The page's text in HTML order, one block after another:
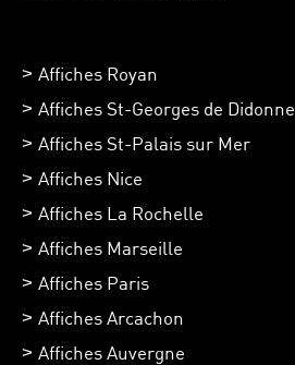
Affiches Royan
Affiches St-Georges de Didonne
Affiches St-Palais sur Mer
Affiches Nice
Affiches La Rochelle
Affiches Marseille
Affiches Paris
Affiches Arcachon
Affiches Auvergne